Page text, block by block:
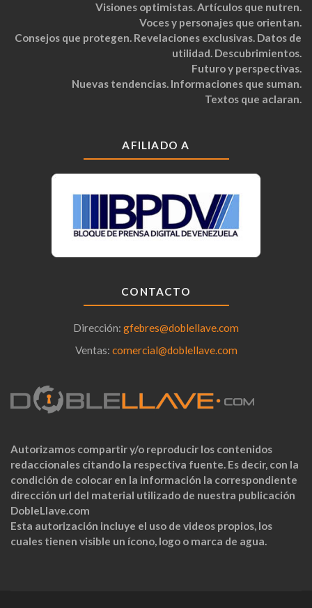
Visiones optimistas. Artículos que nutren.
Voces y personajes que orientan.
Consejos que protegen. Revelaciones exclusivas. Datos de
utilidad. Descubrimientos.
Futuro y perspectivas.
Nuevas tendencias. Informaciones que suman.
Textos que aclaran.
AFILIADO A
CONTACTO
Dirección: gfebres@doblellave.com
Ventas: comercial@doblellave.com
Autorizamos compartir y/o reproducir los contenidos
redaccionales citando la respectiva fuente. Es decir, con la
condición de colocar en la información la correspondiente
dirección url del material utilizado de nuestra publicación
DobleLlave.com
Esta autorización incluye el uso de videos propios, los
cuales tienen visible un ícono, logo o marca de agua.